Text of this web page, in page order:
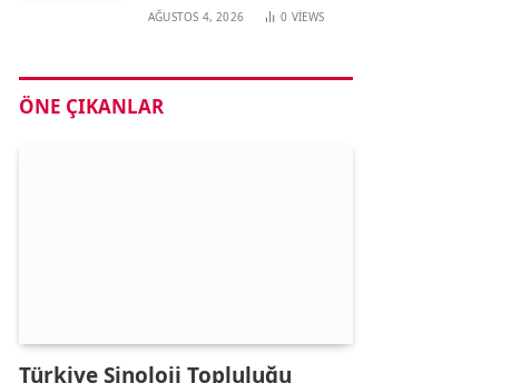
AĞUSTOS 4, 2026 0 VIEWS
ÖNE ÇIKANLAR
Türkiye Sinoloji Topluluğu